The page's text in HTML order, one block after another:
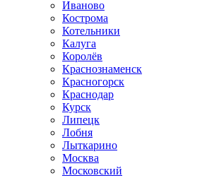
Иваново
Кострома
Котельники
Калуга
Королёв
Краснознаменск
Красногорск
Краснодар
Курск
Липецк
Лобня
Лыткарино
Москва
Московский